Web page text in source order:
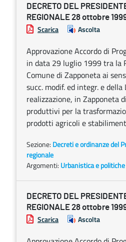
DECRETO DEL
REGIONALE 28 ottobre
Scarica Ascolta
Approvazione Accordo di
in data 29 luglio 1999 tra la
Comune di Zapponeta ai
succ. modif. ed integr. e
realizzazione, in Zapponeta
produttivi per la
prodotti agricoli e
Sezione: Decreti e ordinanze del
regionale
Argomenti: Urbanistica e
DECRETO DEL
REGIONALE 28 ottobre
Scarica Ascolta